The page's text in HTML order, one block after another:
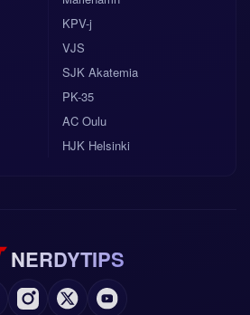
KPV-j
VJS
SJK Akatemia
PK-35
AC Oulu
HJK Helsinki
NERDYTIPS